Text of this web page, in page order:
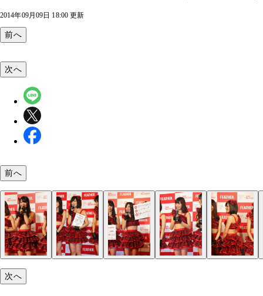
2014年09月09日 18:00 更新
前へ
左から吉田、矢倉、山本、渡辺、白間、上西
次へ
前へ
次へ